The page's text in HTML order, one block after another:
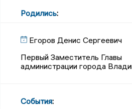
Родились:
Егоров Денис Сергеевич
Первый Заместитель Главы
администрации города
События: